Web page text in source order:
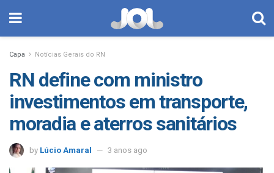
Capa Notícias Gerais do RN
RN define com ministro
investimentos em transporte,
moradia e aterros sanitários
by Lúcio Amaral 3 anos ago